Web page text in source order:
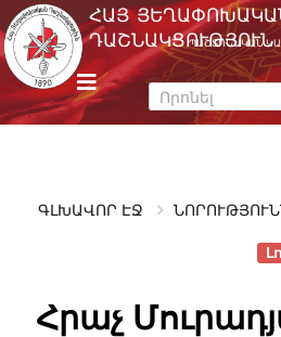
Skip
to
content
m
e
n
u
ՀԱՅ
ԴԱՇՆԱԿՑՈՒԹՅՈՒՆ
ՊԱՇՏՈՆԱԿԱՆ
ԳԼԽԱՎՈՐ ԷՋ
Հրաչ